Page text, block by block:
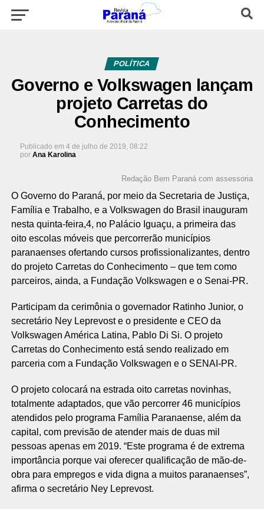
POLÍTICA
Governo e Volkswagen lançam
projeto Carretas do
Conhecimento
Publicado em 4 de julho de 2019, 08:22
por Ana Karolina
Redação Bem Paraná com assessoria
O Governo do Paraná, por meio da Secretaria de Justiça,
Família e Trabalho, e a Volkswagen do Brasil inauguram
nesta quinta-feira,4, no Palácio Iguaçu, a primeira das
oito escolas móveis que percorrerão municípios
paranaenses ofertando cursos profissionalizantes, dentro
do projeto Carretas do Conhecimento – que tem como
parceiros, ainda, a Fundação Volkswagen e o Senai-PR.
Participam da cerimônia o governador Ratinho Junior, o
secretário Ney Leprevost e o presidente e CEO da
Volkswagen América Latina, Pablo Di Si. O projeto
Carretas do Conhecimento está sendo realizado em
parceria com a Fundação Volkswagen e o SENAI-PR.
O projeto colocará na estrada oito carretas novinhas,
totalmente adaptados, que vão percorrer 46 municípios
atendidos pelo programa Família Paranaense, além da
capital, com previsão de atender mais de duas mil
pessoas apenas em 2019. “Este programa é de extrema
importância porque vai oferecer qualificação de mão-de-
obra para empregos e vida digna a muitos paranaenses”,
afirma o secretário Ney Leprevost.